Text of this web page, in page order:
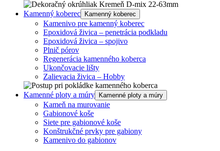
Kamenný koberec Kamenný koberec
Kamenivo pre kamenný koberec
Epoxidová živica – penetrácia podkladu
Epoxidová živica – spojivo
Plnič pórov
Regenerácia kamenného koberca
Ukončovacie lišty
Zalievacia živica – Hobby
Kamenné ploty a múry Kamenné ploty a múry
Kameň na murovanie
Gabionové koše
Siete pre gabionové koše
Konštrukčné prvky pre gabiony
Kamenivo do gabionov